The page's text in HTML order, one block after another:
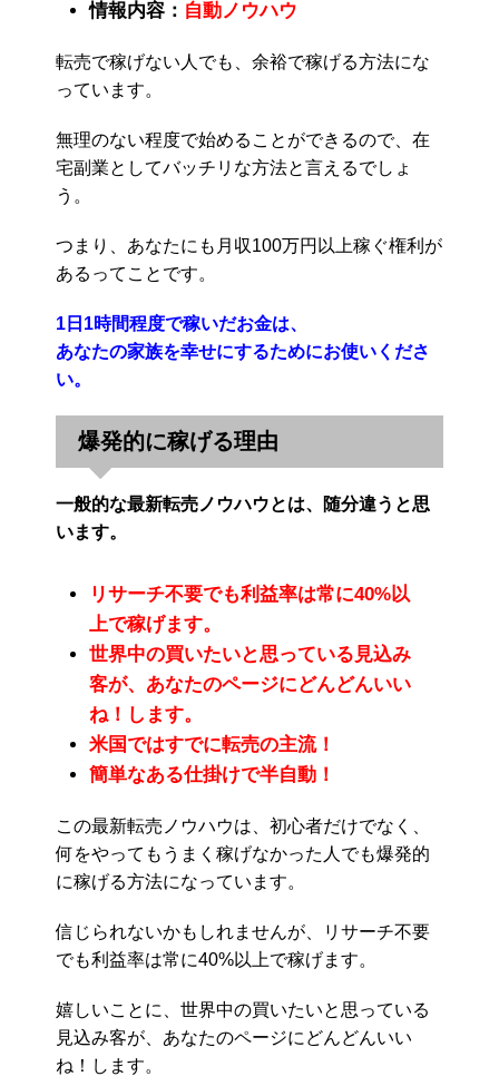
情報内容： 自動ノウハウ
転売で稼げない人でも、余裕で稼げる方法にな
っています。
無理のない程度で始めることができるので、在
宅副業としてバッチリな方法と言えるでしょ
う。
つまり、あなたにも月収100万円以上稼ぐ権利が
あるってことです。
1日1時間程度で稼いだお金は、
あなたの家族を幸せにするためにお使いくださ
い。
爆発的に稼げる理由
一般的な最新転売ノウハウとは、随分違うと思
います。
リサーチ不要でも利益率は常に40%以
上で稼げます。
世界中の買いたいと思っている見込み
客が、あなたのページにどんどんいい
ね！します。
米国ではすでに転売の主流！
簡単なある仕掛けで半自動！
この最新転売ノウハウは、初心者だけでなく、
何をやってもうまく稼げなかった人でも爆発的
に稼げる方法になっています。
信じられないかもしれませんが、リサーチ不要
でも利益率は常に40%以上で稼げます。
嬉しいことに、世界中の買いたいと思っている
見込み客が、あなたのページにどんどんいい
ね！します。